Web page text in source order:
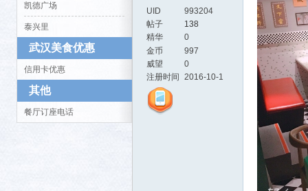
凯德广场
泰兴里
武汉美食优惠
信用卡优惠
其他
餐厅订座电话
UID
993204
帖子
138
精华
0
金币
997
威望
0
注册时间
2016-10-1